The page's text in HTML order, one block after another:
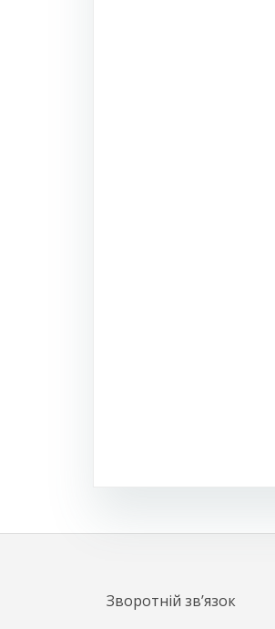
Зворотній зв’язок